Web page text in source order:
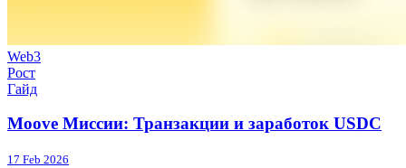
Web3
Рост
Гайд
Moove Миссии: Транзакции и заработок USDC
17 Feb 2026